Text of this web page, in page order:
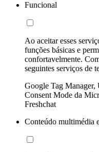
Funcional
Ao aceitar esses
funções básicas e
confortavelmente.
seguintes serviços de
Google Tag
Consent Mode da
Freshchat
Conteúdo multimédia